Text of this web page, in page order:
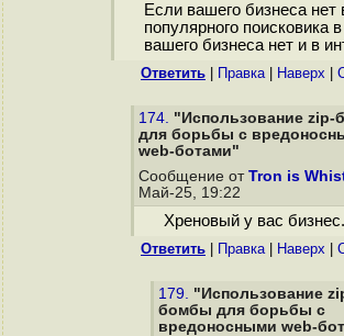
Если вашего бизнеса нет
популярного поисковика
вашего бизнеса нет и в
Ответить Правка| Наверх
174. "Использование zip-
для борьбы с
web-ботами"
Сообщение от Tron is
Май-25, 19:22
Хреновый у вас бизнес.
Ответить Правка| Наверх
179. "Использование
бомбы для борьбы с
вредоносными web-